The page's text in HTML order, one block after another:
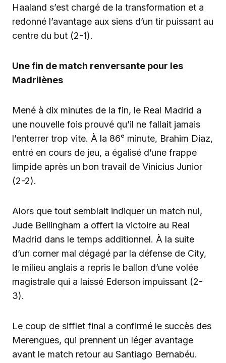
Haaland s’est chargé de la transformation et a
redonné l’avantage aux siens d’un tir puissant au
centre du but (2-1).
Une fin de match renversante pour les
Madrilènes
Mené à dix minutes de la fin, le Real Madrid a
une nouvelle fois prouvé qu’il ne fallait jamais
l’enterrer trop vite. À la 86ᵉ minute, Brahim Diaz,
entré en cours de jeu, a égalisé d’une frappe
limpide après un bon travail de Vinicius Junior
(2-2).
Alors que tout semblait indiquer un match nul,
Jude Bellingham a offert la victoire au Real
Madrid dans le temps additionnel. À la suite
d’un corner mal dégagé par la défense de City,
le milieu anglais a repris le ballon d’une volée
magistrale qui a laissé Ederson impuissant (2-
3).
Le coup de sifflet final a confirmé le succès des
Merengues, qui prennent un léger avantage
avant le match retour au Santiago Bernabéu.